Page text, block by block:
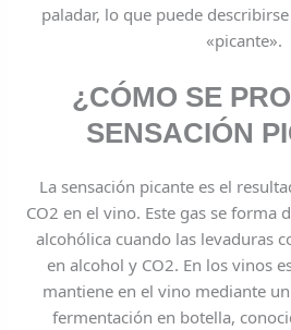
paladar, lo que puede
«picante».
¿CÓMO SE
SENSACIÓN
La sensación picante es el
CO2 en el vino. Este gas se forma
alcohólica cuando las levaduras
en alcohol y CO2. En los vinos
mantiene en el vino mediante
fermentación en botella,